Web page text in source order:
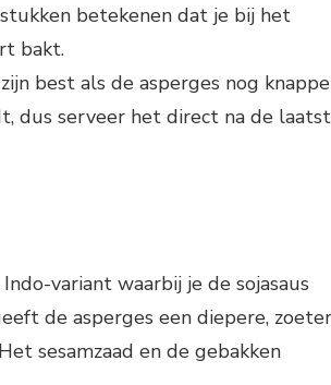
betekenen dat je bij het
bakt.
best als de asperges nog
dus serveer het direct na de
Indo-variant waarbij je de sojasaus
de asperges een diepere,
sesamzaad en de gebakken